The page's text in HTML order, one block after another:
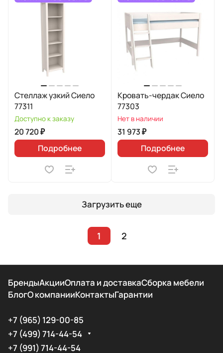
Стеллаж узкий Сиело
77311
Доступно к заказу
20 720 ₽
Подробнее
Кровать-чердак Сиело
77303
Нет в наличии
31 973 ₽
Подробнее
Загрузить еще
1 2
БрендыАкцииОплата и доставкаСборка мебели
БлогО компанииКонтактыГарантии
+7 (965) 129-00-85
+7 (499) 714-44-54
+7 (991) 714-44-54